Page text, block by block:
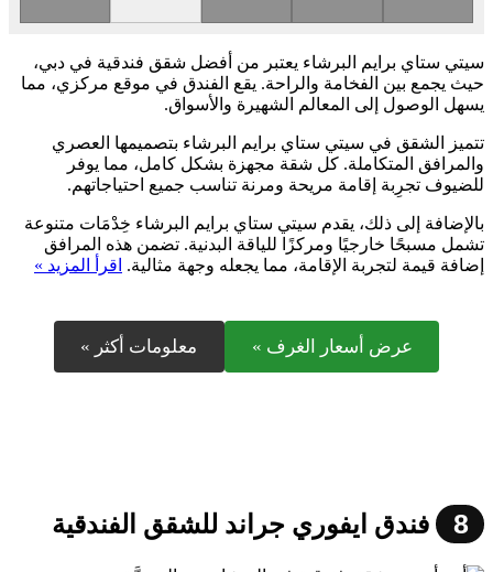
سيتي ستاي برايم البرشاء يعتبر من أفضل شقق فندقية في دبي،
حيث يجمع بين الفخامة والراحة. يقع الفندق في موقع مركزي، مما
يسهل الوصول إلى المعالم الشهيرة والأسواق.
تتميز الشقق في سيتي ستاي برايم البرشاء بتصميمها العصري
والمرافق المتكاملة. كل شقة مجهزة بشكل كامل، مما يوفر
للضيوف تجرِبة إقامة مريحة ومرنة تناسب جميع احتياجاتهم.
بالإضافة إلى ذلك، يقدم سيتي ستاي برايم البرشاء خِدْمَات متنوعة
تشمل مسبحًا خارجيًا ومركزًا للياقة البدنية. تضمن هذه المرافق
إضافة قيمة لتجربة الإقامة، مما يجعله وجهة مثالية. اقرأ المزيد »
عرض أسعار الغرف » معلومات أكثر »
8 فندق ايفوري جراند للشقق الفندقية